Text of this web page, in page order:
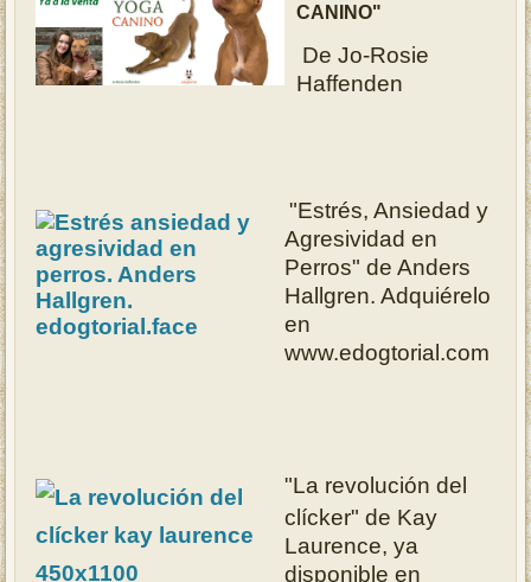
CANINO"
De Jo-Rosie
Haffenden
"Estrés, Ansiedad y
Agresividad en
Perros" de Anders
Hallgren.Adquiérelo
en
www.edogtorial.com
"La revolución del
clícker" de Kay
Laurence, ya
disponible en